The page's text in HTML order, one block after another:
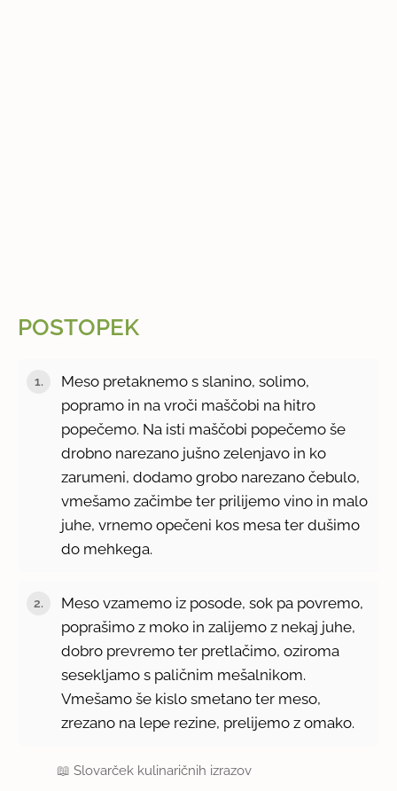
POSTOPEK
Meso pretaknemo s slanino, solimo,
popramo in na vroči maščobi na hitro
popečemo. Na isti maščobi popečemo še
drobno narezano jušno zelenjavo in ko
zarumeni, dodamo grobo narezano čebulo,
vmešamo začimbe ter prilijemo vino in malo
juhe, vrnemo opečeni kos mesa ter dušimo
do mehkega.
Meso vzamemo iz posode, sok pa povremo,
poprašimo z moko in zalijemo z nekaj juhe,
dobro prevremo ter pretlačimo, oziroma
sesekljamo s paličnim mešalnikom.
Vmešamo še kislo smetano ter meso,
zrezano na lepe rezine, prelijemo z omako.
📖Slovarček kulinaričnih izrazov